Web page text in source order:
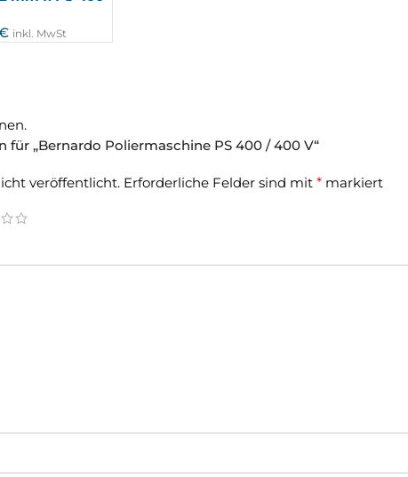
inkl. MwSt
für „Bernardo Poliermaschine PS 400 / 400 V“
veröffentlicht. Erforderliche Felder sind mit * markiert